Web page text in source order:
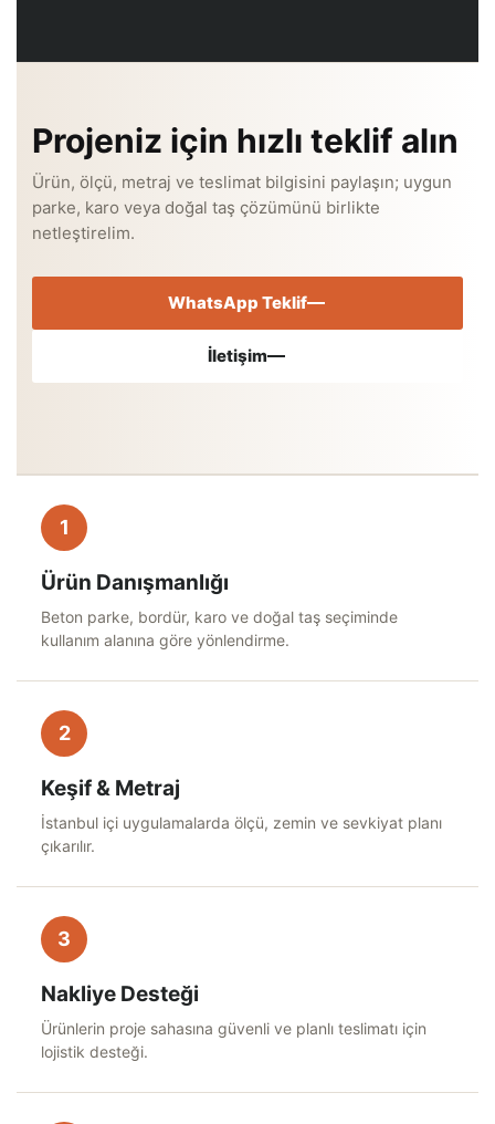
Projeniz için hızlı teklif alın
Ürün, ölçü, metraj ve teslimat bilgisini paylaşın; uygun
parke, karo veya doğal taş çözümünü birlikte
netleştirelim.
WhatsApp Teklif
İletişim
1
Ürün Danışmanlığı
Beton parke, bordür, karo ve doğal taş seçiminde
kullanım alanına göre yönlendirme.
2
Keşif & Metraj
İstanbul içi uygulamalarda ölçü, zemin ve sevkiyat planı
çıkarılır.
3
Nakliye Desteği
Ürünlerin proje sahasına güvenli ve planlı teslimatı için
lojistik desteği.